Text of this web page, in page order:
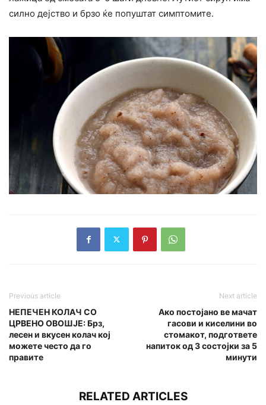
силно дејство и брзо ќе попуштат симптомите.
Previous article
НЕПЕЧЕН КОЛАЧ СО
ЦРВЕНО ОВОШЈЕ: Брз,
лесен и вкусен колач кој
можете често да го
правите
Next article
Ако постојано ве мачат
гасови и киселини во
стомакот, подгответе
напиток од 3 состојки за 5
минути
RELATED ARTICLES